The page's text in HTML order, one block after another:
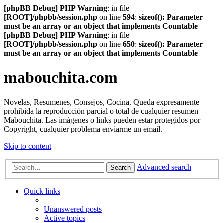
[phpBB Debug] PHP Warning: in file
[ROOT]/phpbb/session.php on line 594: sizeof(): Parameter
must be an array or an object that implements Countable
[phpBB Debug] PHP Warning: in file
[ROOT]/phpbb/session.php on line 650: sizeof(): Parameter
must be an array or an object that implements Countable
mabouchita.com
Novelas, Resumenes, Consejos, Cocina. Queda expresamente
prohibida la reproducción parcial o total de cualquier resumen
Mabouchita. Las imágenes o links pueden estar protegidos por
Copyright, cualquier problema enviarme un email.
Skip to content
Search Advanced search
Quick links
Unanswered posts
Active topics